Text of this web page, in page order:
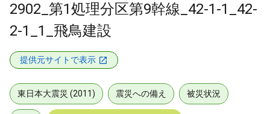
2902_第1処理分区第9幹線_42-1-1_42-
2-1_1_飛鳥建設
提供元サイトで表示
東日本大震災 (2011) 震災への備え 被災状況